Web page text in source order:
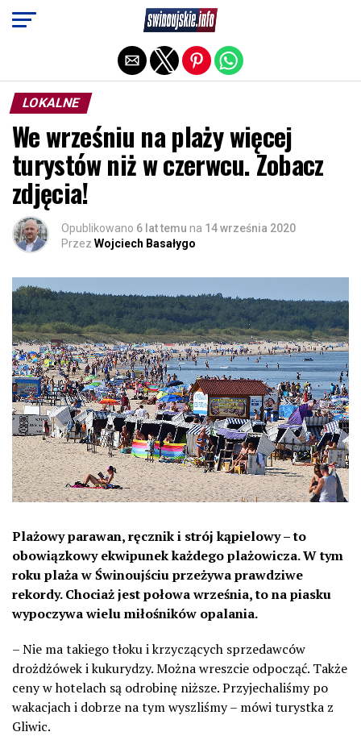
LOKALNE
We wrześniu na plaży więcej
turystów niż w czerwcu. Zobacz
zdjęcia!
Opublikowano 6 lat temu na 14 września 2020
Przez Wojciech Basałygo
Plażowy parawan, ręcznik i strój kąpielowy – to
obowiązkowy ekwipunek każdego plażowicza. W tym
roku plaża w Świnoujściu przeżywa prawdziwe
rekordy. Chociaż jest połowa września, to na piasku
wypoczywa wielu miłośników opalania.
– Nie ma takiego tłoku i krzyczących sprzedawców
drożdżówek i kukurydzy. Można wreszcie odpocząć. Także
ceny w hotelach są odrobinę niższe. Przyjechaliśmy po
wakacjach i dobrze na tym wyszliśmy – mówi turystka z
Gliwic.
Exit mobile version